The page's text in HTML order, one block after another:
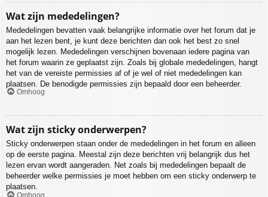
Wat zijn mededelingen?
Mededelingen bevatten vaak belangrijke informatie over het forum dat je
aan het lezen bent, je kunt deze berichten dan ook het best zo snel
mogelijk lezen. Mededelingen verschijnen bovenaan iedere pagina van
het forum waarin ze geplaatst zijn. Zoals bij globale mededelingen, hangt
het van de vereiste permissies af of je wel of niet mededelingen kan
plaatsen. De benodigde permissies zijn bepaald door een beheerder.
Omhoog
Wat zijn sticky onderwerpen?
Sticky onderwerpen staan onder de mededelingen in het forum en alleen
op de eerste pagina. Meestal zijn deze berichten vrij belangrijk dus het
lezen ervan wordt aangeraden. Net zoals bij mededelingen bepaalt de
beheerder welke permissies je moet hebben om een sticky onderwerp te
plaatsen.
Omhoog